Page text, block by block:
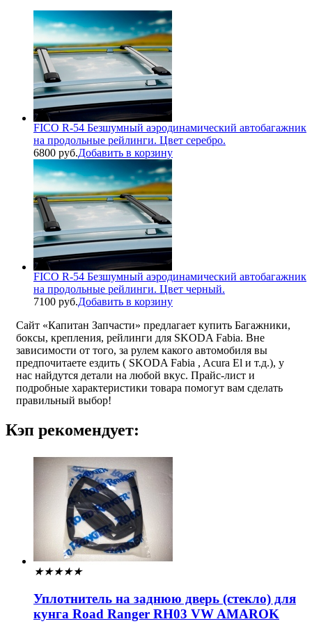
FICO R-54 Безшумный аэродинамический автобагажник
на продольные рейлинги. Цвет серебро.
6800 руб.Добавить в корзину
FICO R-54 Безшумный аэродинамический автобагажник
на продольные рейлинги. Цвет черный.
7100 руб.Добавить в корзину
Сайт «Капитан Запчасти» предлагает купить Багажники,
боксы, крепления, рейлинги для SKODA Fabia. Вне
зависимости от того, за рулем какого автомобиля вы
предпочитаете ездить ( SKODA Fabia , Acura El и т.д.), у
нас найдутся детали на любой вкус. Прайс-лист и
подробные характеристики товара помогут вам сделать
правильный выбор!
Кэп рекомендует:
★★★★★
Уплотнитель на заднюю дверь (стекло) для
кунга Road Ranger RH03 VW AMAROK